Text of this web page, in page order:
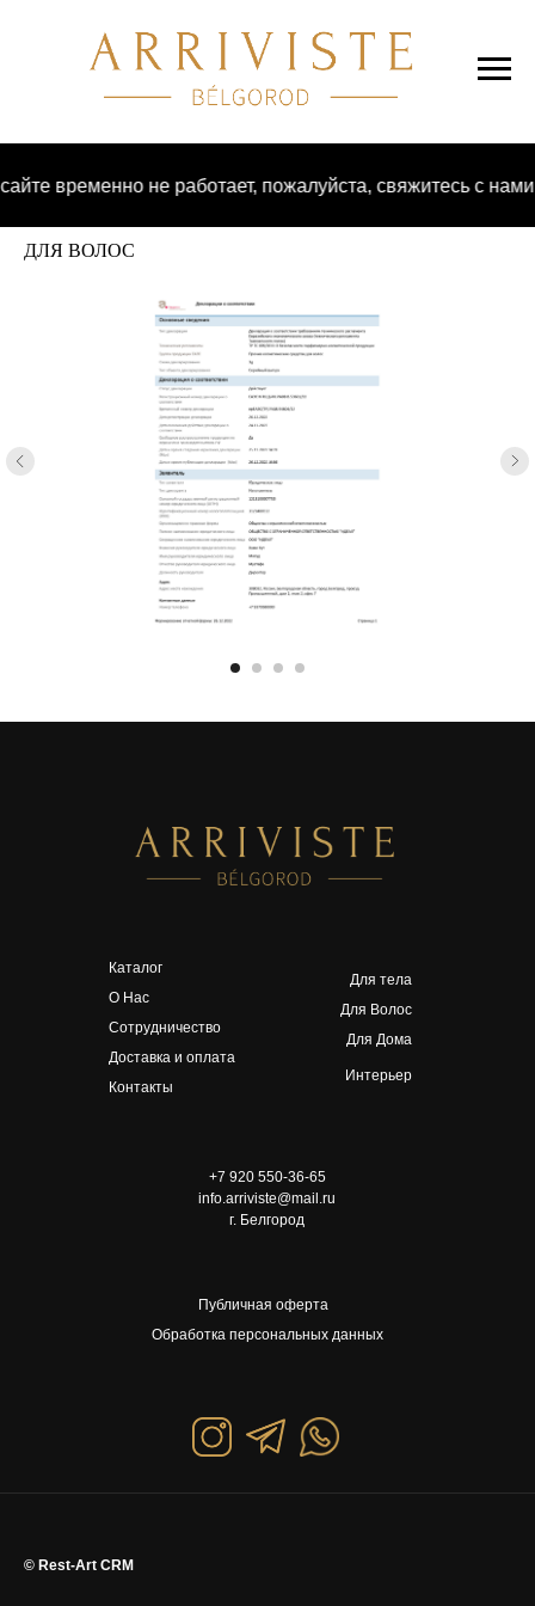
временно не работает, пожалуйста, свяжитесь с нами
ДЛЯ ВОЛОС
+7 920 550-36-65
info.arriviste@mail.ru
г. Белгород
Для тела
Для Волос
Для Дома
Интерьер
Публичная оферта
Обработка персональных данных
Каталог
О Нас
Сотрудничество
Доставка и оплата
Контакты
© Rest-Art CRM